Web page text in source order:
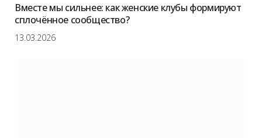
Вместе мы сильнее: как женские клубы формируют
сплочённое сообщество?
13.03.2026